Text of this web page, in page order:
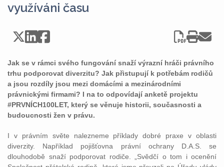
využíváni času
Jak se v rámci svého fungování snaží výrazní hráči právního
trhu podporovat diverzitu? Jak přistupují k potřebám rodičů
a jsou rozdíly jsou mezi domácími a mezinárodními
právnickými firmami? I na to odpovídají anketě projektu
#PRVNÍCH100LET, který se věnuje historii, současnosti a
budoucnosti žen v právu.
I v právním světe nalezneme příklady dobré praxe v oblasti
diverzity. Například pojišťovna právní ochrany D.A.S. se
dlouhodobě snaží podporovat rodiče. „Svědčí o tom i ocenění